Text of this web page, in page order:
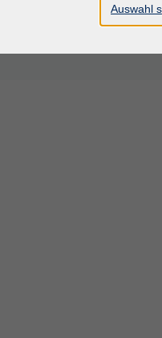
08:30 – 11:45 UhrAuswahl